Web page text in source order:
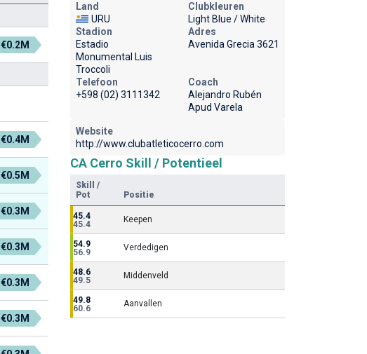
€0.2M
€0.4M
€0.5M
€0.3M
€0.3M
€0.3M
€0.3M
Land
URU
Clubkleuren
Light Blue / White
Stadion
Estadio
Monumental Luis
Troccoli
Adres
Avenida Grecia 3621
Telefoon
+598 (02) 3111342
Coach
Alejandro Rubén
Apud Varela
Website
http://www.clubatleticocerro.com
CA Cerro Skill / Potentieel
Skill /
Pot
Positie
45.4
45.4
Keepen
54.9
56.9
Verdedigen
48.6
49.5
Middenveld
49.8
60.6
Aanvallen